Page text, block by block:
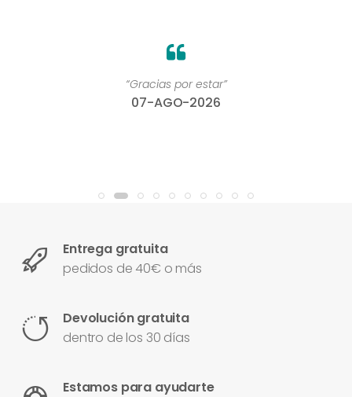
“Gracias por estar”
07-AGO-2026
Entrega gratuita
pedidos de 40€ o más
Devolución gratuita
dentro de los 30 días
Estamos para ayudarte